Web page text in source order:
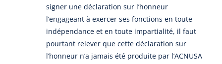
signer une déclaration sur l’honneur
l’engageant à exercer ses fonctions en toute
indépendance et en toute impartialité, il faut
pourtant relever que cette déclaration sur
l’honneur n’a jamais été produite par l’ACNUSA